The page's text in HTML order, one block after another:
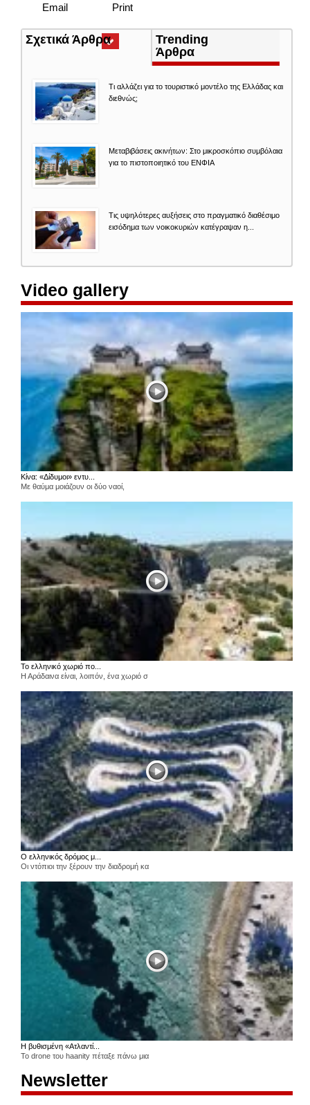
Print
Email
Σχετικά Άρθρα(ενεργή
καρτέλα)
Trending
Άρθρα
Τι αλλάζει για το τουριστικό μοντέλο της Ελλάδας και
διεθνώς;
Μεταβιβάσεις ακινήτων: Στο μικροσκόπιο συμβόλαια
για το πιστοποιητικό του ΕΝΦΙΑ
Τις υψηλότερες αυξήσεις στο πραγματικό διαθέσιμο
εισόδημα των νοικοκυριών κατέγραψαν η...
Video gallery
Κίνα: «Δίδυμοι» εντυ...
Με θαύμα μοιάζουν οι δύο ναοί,
Το ελληνικό χωριό πο...
Η Αράδαινα είναι, λοιπόν, ένα χωριό σ
Ο ελληνικός δρόμος μ...
Οι ντόπιοι την ξέρουν την διαδρομή κα
Η βυθισμένη «Ατλαντί...
Το drone του haanity πέταξε πάνω μια
Newsletter